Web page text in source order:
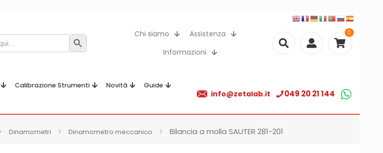
Search Button
Chi siamo
Assistenza
Informazioni
0
Calibrazione Strumenti Novità Guide
info@zetalab.it 049 20 21 144
Dinamometri Dinamometro meccanico Bilancia a molla SAUTER 281-201